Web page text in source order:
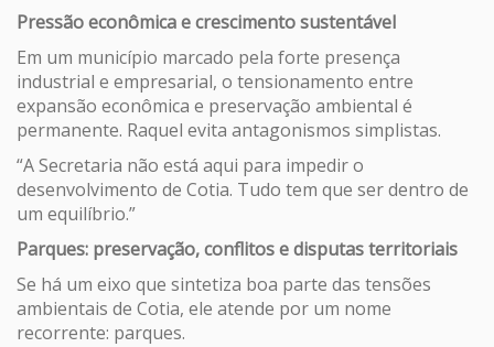
Pressão econômica e crescimento sustentável
Em um município marcado pela forte presença
industrial e empresarial, o tensionamento entre
expansão econômica e preservação ambiental é
permanente. Raquel evita antagonismos simplistas.
“A Secretaria não está aqui para impedir o
desenvolvimento de Cotia. Tudo tem que ser dentro de
um equilíbrio.”
Parques: preservação, conflitos e disputas territoriais
Se há um eixo que sintetiza boa parte das tensões
ambientais de Cotia, ele atende por um nome
recorrente: parques.